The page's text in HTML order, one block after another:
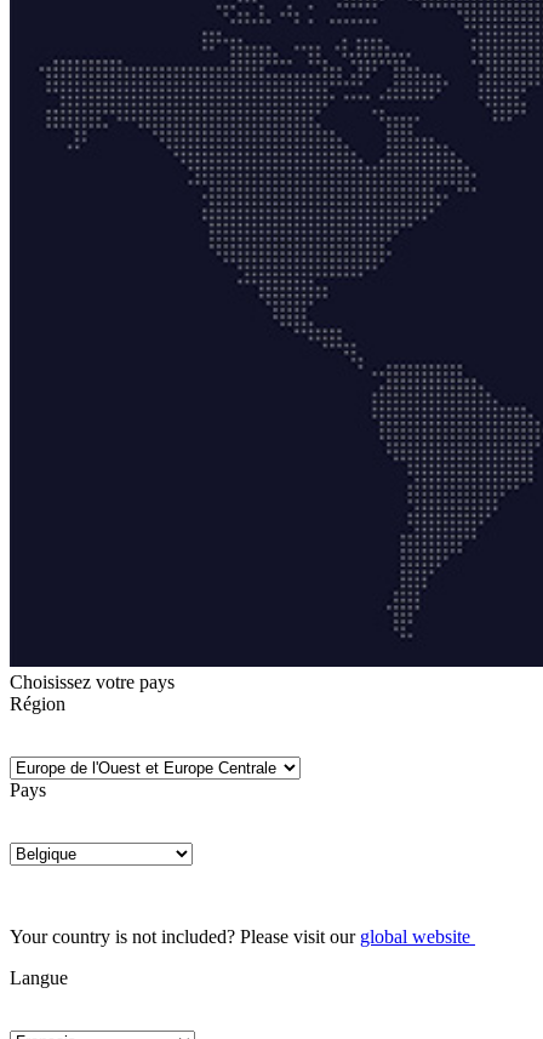
Choisissez votre pays
Région
Pays
Your country is not included? Please visit our global website
Langue